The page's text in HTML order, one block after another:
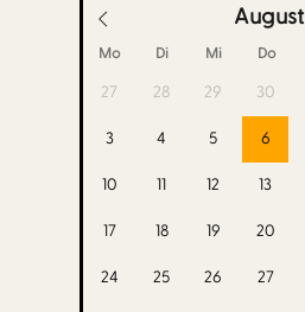
August
Mo Di Mi Do
27 28 29 30
3 4 5 6
10 11 12 13
17 18 19 20
24 25 26 27